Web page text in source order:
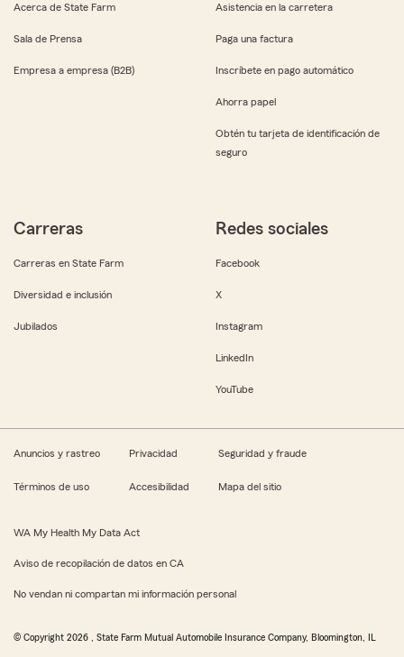
Acerca de State Farm
Sala de Prensa
Empresa a empresa (B2B)
Asistencia en la carretera
Paga una factura
Inscríbete en pago automático
Ahorra papel
Obtén tu tarjeta de identificación de
seguro
Carreras
Carreras en State Farm
Diversidad e inclusión
Jubilados
Redes sociales
Facebook
X
Instagram
LinkedIn
YouTube
Anuncios y rastreo Privacidad Seguridad y fraude
Términos de uso Accesibilidad Mapa del sitio
WA My Health My Data Act
Aviso de recopilación de datos en CA
No vendan ni compartan mi información personal
© Copyright 2026 , State Farm Mutual Automobile Insurance Company, Bloomington, IL